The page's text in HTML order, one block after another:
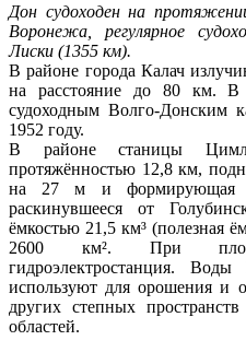
Дон судоходен на
Воронежа, регулярное
Лиски (1355 км).
В районе города Калач
на расстояние до 80 км. В
судоходным Волго-Донским
1952 году.
В районе станицы
протяжённостью 12,8 км,
на 27 м и формирующая
раскинувшееся от
ёмкостью 21,5 км³ (полезная
2600 км². При
гидроэлектростанция.
используют для орошения и
других степных
областей.